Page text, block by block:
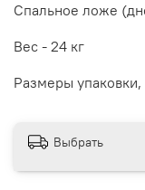
Спальное ложе
Вес - 24 кг
Размеры упаковки,
Выбрать